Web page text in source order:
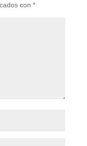
con *